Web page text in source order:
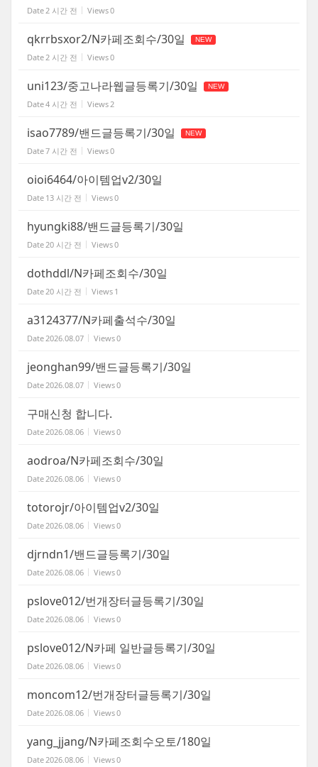
Date 2 시간 전 Views0
qkrrbsxor2/N카페조회수/30일 NEW
Date 2 시간 전 Views0
uni123/중고나라웹글등록기/30일 NEW
Date4 시간 전 Views 2
isao7789/밴드글등록기/30일 NEW
Date7 시간 전 Views0
oioi6464/아이템업v2/30일
Date 13 시간 전 Views0
hyungki88/밴드글등록기/30일
Date 20 시간 전 Views0
dothddl/N카페조회수/30일
Date 20 시간 전 Views 1
a3124377/N카페출석수/30일
Date 2026.08.07 Views0
jeonghan99/밴드글등록기/30일
Date 2026.08.07 Views0
구매신청 합니다.
Date 2026.08.06 Views0
aodroa/N카페조회수/30일
Date 2026.08.06 Views0
totorojr/아이템업v2/30일
Date 2026.08.06 Views0
djrndn1/밴드글등록기/30일
Date 2026.08.06 Views0
pslove012/번개장터글등록기/30일
Date 2026.08.06 Views0
pslove012/N카페 일반글등록기/30일
Date 2026.08.06 Views0
moncom12/번개장터글등록기/30일
Date 2026.08.06 Views0
yang_jjang/N카페조회수오토/180일
Date 2026.08.06 Views0